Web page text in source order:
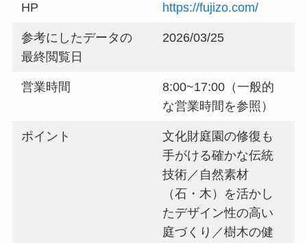
HP https://fujizo.com/
参考にしたデータの
最終閲覧日
2026/03/25
営業時間
8:00~17:00（一般的
な営業時間を参照）
ポイント
文化財庭園の修復も
手がける確かな伝統
技術／自然素材
（石・木）を活かし
たデザイン性の高い
庭づくり／樹木の健